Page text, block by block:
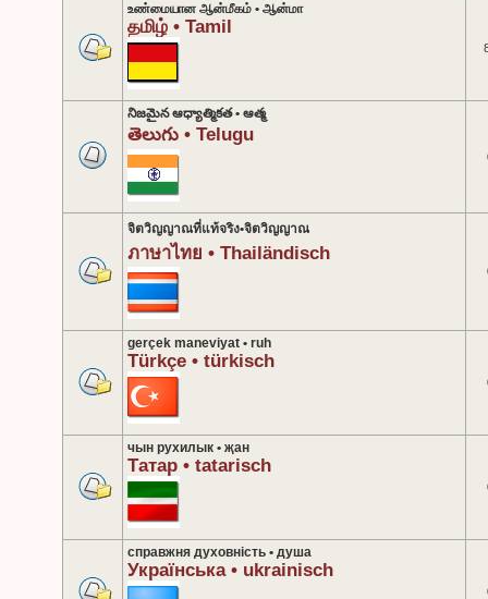
உண்மையான ஆன்மீகம் • ஆன்மா
தமிழ் • Tamil
నిజమైన ఆధ్యాత్మికత • ఆత్మ
తెలుగు • Telugu
จิตวิญญาณที่แท้จริง•จิตวิญญาณ
ภาษาไทย • Thailändisch
gerçek maneviyat • ruh
Türkçe • türkisch
чын рухилык • җан
Татар • tatarisch
справжня духовність • душа
Українська • ukrainisch